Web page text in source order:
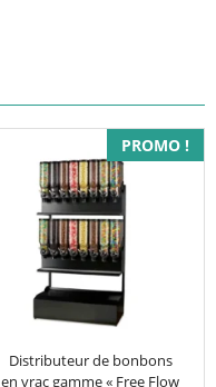
PROMO !
Distributeur de bonbons
en vrac gamme « Free Flow